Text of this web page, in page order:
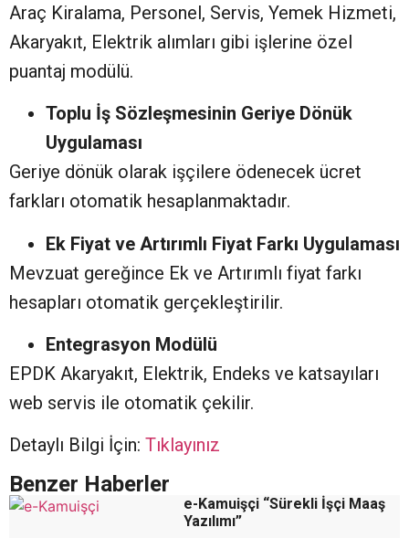
Araç Kiralama, Personel, Servis, Yemek Hizmeti,
Akaryakıt, Elektrik alımları gibi işlerine özel
puantaj modülü.
Toplu İş Sözleşmesinin Geriye Dönük
Uygulaması
Geriye dönük olarak işçilere ödenecek ücret
farkları otomatik hesaplanmaktadır.
Ek Fiyat ve Artırımlı Fiyat Farkı Uygulaması
Mevzuat gereğince Ek ve Artırımlı fiyat farkı
hesapları otomatik gerçekleştirilir.
Entegrasyon Modülü
EPDK Akaryakıt, Elektrik, Endeks ve katsayıları
web servis ile otomatik çekilir.
Detaylı Bilgi İçin: Tıklayınız
Benzer Haberler
e-Kamuişçi “Sürekli İşçi Maaş
Yazılımı”